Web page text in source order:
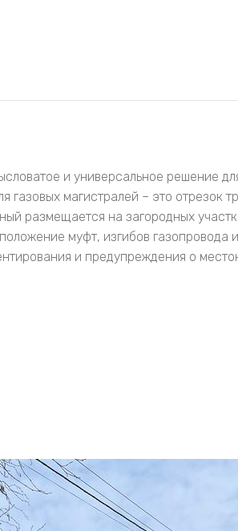
и универсальное решение
газовых магистралей – это отрезок
размещается на загородных
муфт, изгибов
и предупреждения о